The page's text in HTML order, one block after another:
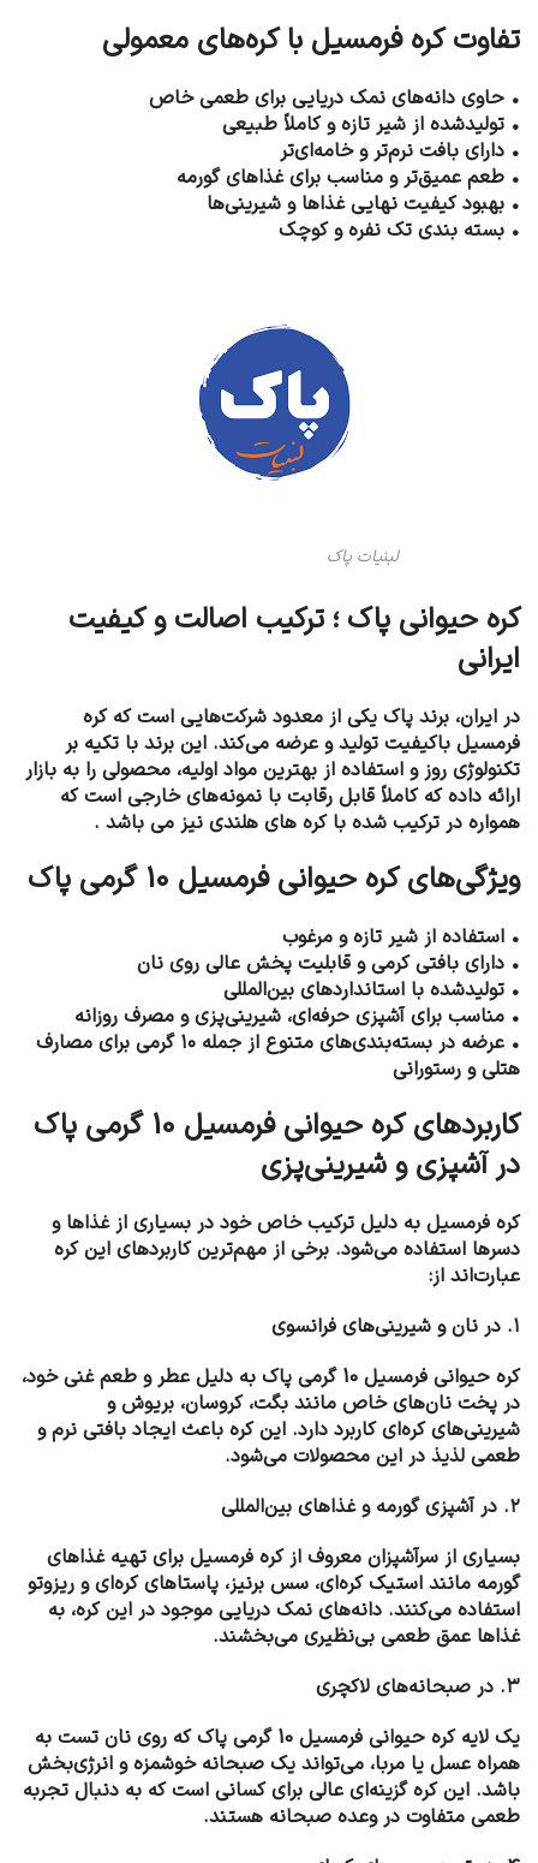
تفاوت کره فرمسیل با کره‌های معمولی
• حاوی دانه‌های نمک دریایی برای طعمی خاص
• تولیدشده از شیر تازه و کاملاً طبیعی
• دارای بافت نرم‌تر و خامه‌ای‌تر
• طعم عمیق‌تر و مناسب برای غذاهای گورمه
• بهبود کیفیت نهایی غذاها و شیرینی‌ها
• بسته بندی تک نفره و کوچک
لبنیات پاک
کره حیوانی پاک ؛ ترکیب اصالت و کیفیت
ایرانی
در ایران، برند پاک یکی از معدود شرکت‌هایی است که کره
فرمسیل باکیفیت تولید و عرضه می‌کند. این برند با تکیه بر
تکنولوژی روز و استفاده از بهترین مواد اولیه، محصولی را به بازار
ارائه داده که کاملاً قابل رقابت با نمونه‌های خارجی است که
همواره در ترکیب شده با کره های هلندی نیز می باشد .
ویژگی‌های کره حیوانی فرمسیل 10 گرمی پاک
• استفاده از شیر تازه و مرغوب
• دارای بافتی کرمی و قابلیت پخش عالی روی نان
• تولیدشده با استانداردهای بین‌المللی
• مناسب برای آشپزی حرفه‌ای، شیرینی‌پزی و مصرف روزانه
• عرضه در بسته‌بندی‌های متنوع از جمله ۱۰ گرمی برای مصارف
هتلی و رستورانی
کاربردهای کره حیوانی فرمسیل 10 گرمی پاک
در آشپزی و شیرینی‌پزی
کره فرمسیل به دلیل ترکیب خاص خود در بسیاری از غذاها و
دسرها استفاده می‌شود. برخی از مهم‌ترین کاربردهای این کره
عبارت‌اند از:
۱. در نان و شیرینی‌های فرانسوی
کره حیوانی فرمسیل 10 گرمی پاک به دلیل عطر و طعم غنی خود،
در پخت نان‌های خاص مانند بگت، کروسان، بریوش و
شیرینی‌های کره‌ای کاربرد دارد. این کره باعث ایجاد بافتی نرم و
طعمی لذیذ در این محصولات می‌شود.
۲. در آشپزی گورمه و غذاهای بین‌المللی
بسیاری از سرآشپزان معروف از کره فرمسیل برای تهیه غذاهای
گورمه مانند استیک کره‌ای، سس برنیز، پاستاهای کره‌ای و ریزوتو
استفاده می‌کنند. دانه‌های نمک دریایی موجود در این کره، به
غذاها عمق طعمی بی‌نظیری می‌بخشند.
۳. در صبحانه‌های لاکچری
یک لایه کره حیوانی فرمسیل 10 گرمی پاک که روی نان تست به
همراه عسل یا مربا، می‌تواند یک صبحانه خوشمزه و انرژی‌بخش
باشد. این کره گزینه‌ای عالی برای کسانی است که به دنبال تجربه
طعمی متفاوت در وعده صبحانه هستند.